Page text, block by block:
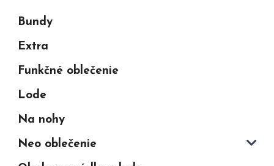
Bundy
Extra
Funkčné oblečenie
Lode
Na nohy
Neo oblečenie